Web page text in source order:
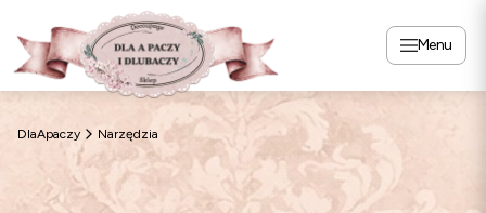
Menu
DlaApaczy Narzędzia